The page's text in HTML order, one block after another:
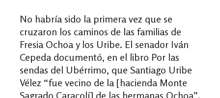
No habría sido la primera vez que se
cruzaron los caminos de las familias de
Fresia Ochoa y los Uribe. El senador Iván
Cepeda documentó, en el libro Por las
sendas del Ubérrimo, que Santiago Uribe
Vélez “fue vecino de la [hacienda Monte
Sagrado Caracolí] de las hermanas Ochoa”.